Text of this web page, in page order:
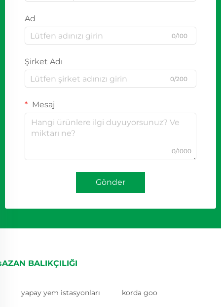
Ad
0/100
Şirket Adı
0/200
Mesaj
0/1000
Gönder
BALIKÇILIĞI
yapay yem istasyonları korda goo